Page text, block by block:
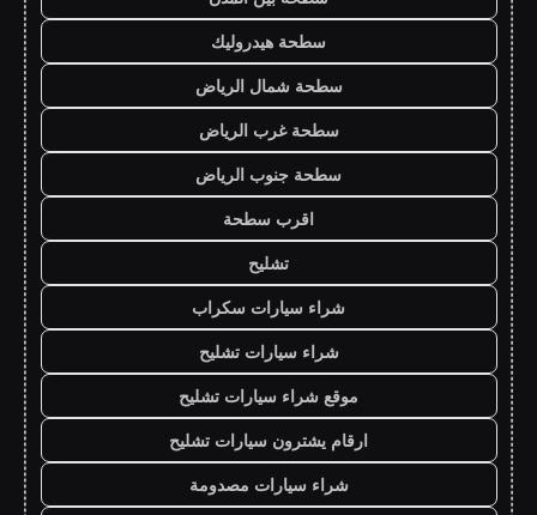
سطحة هيدروليك
سطحة شمال الرياض
سطحة غرب الرياض
سطحة جنوب الرياض
اقرب سطحة
تشليح
شراء سيارات سكراب
شراء سيارات تشليح
موقع شراء سيارات تشليح
ارقام يشترون سيارات تشليح
شراء سيارات مصدومة